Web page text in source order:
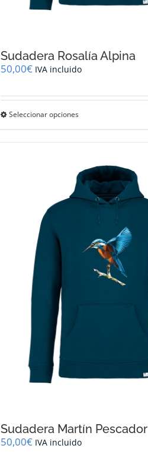
Sudadera Rosalía Alpina
50,00€ IVA incluido
Seleccionar opcionesEste
variantes.
Las
opciones
se
pueden
elegir
la
página
producto
Sudadera Martín Pescador
50,00€ IVA incluido